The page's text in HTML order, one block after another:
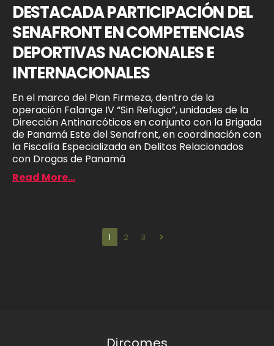
DESTACADA PARTICIPACIÓN DEL
SENAFRONT EN COMPETENCIAS
DEPORTIVAS NACIONALES E
INTERNACIONALES
En el marco del Plan Firmeza, dentro de la
operación Falange IV “Sin Refugio”, unidades de la
Dirección Antinarcóticos en conjunto con la Brigada
de Panamá Este del Senafront, en coordinación con
la Fiscalía Especializada en Delitos Relacionados
con Drogas de Panamá
Read More...
1 2 3